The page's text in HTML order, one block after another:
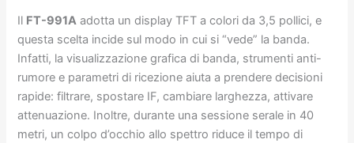
Il FT-991A adotta un display TFT a colori da 3,5 pollici, e
questa scelta incide sul modo in cui si “vede” la banda.
Infatti, la visualizzazione grafica di banda, strumenti anti-
rumore e parametri di ricezione aiuta a prendere decisioni
rapide: filtrare, spostare IF, cambiare larghezza, attivare
attenuazione. Inoltre, durante una sessione serale in 40
metri, un colpo d’occhio allo spettro riduce il tempo di